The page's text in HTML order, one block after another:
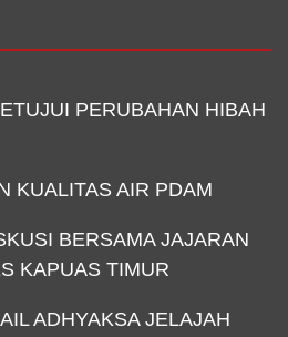
PERUBAHAN HIBAH
KUALITAS AIR PDAM
BERSAMA JAJARAN
KAPUAS TIMUR
ADHYAKSA JELAJAH